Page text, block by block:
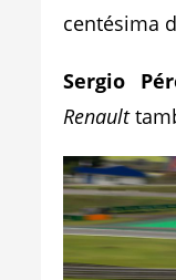
centésima
Sergio
Renault